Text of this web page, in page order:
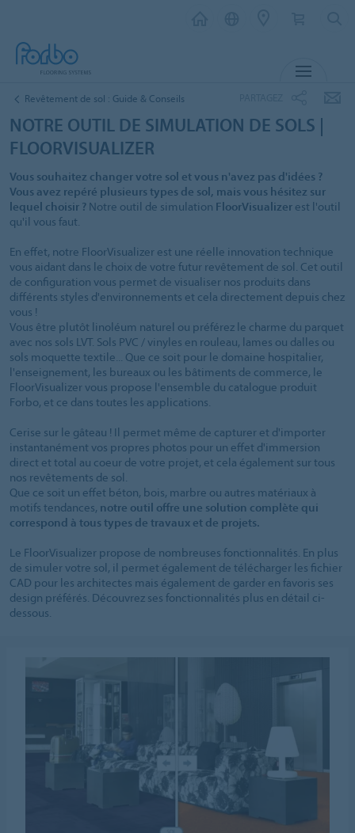
Revêtement de sol : Guide & Conseils
NOTRE OUTIL DE SIMULATION DE SOLS |
FLOORVISUALIZER
Vous souhaitez changer votre sol et vous n'avez pas d'idées ?
Vous avez repéré plusieurs types de sol, mais vous hésitez sur
lequel choisir ? Notre outil de simulation FloorVisualizer est l'outil
qu'il vous faut.
En effet, notre FloorVisualizer est une réelle innovation technique
vous aidant dans le choix de votre futur revêtement de sol. Cet outil
de configuration vous permet de visualiser nos produits dans
différents styles d'environnements et cela directement depuis chez
vous !
Vous être plutôt linoléum naturel ou préférez le charme du parquet
avec nos sols LVT. Sols PVC / vinyles en rouleau, lames ou dalles ou
sols moquette textile... Que ce soit pour le domaine hospitalier,
l'enseignement, les bureaux ou les bâtiments de commerce, le
FloorVisualizer vous propose l'ensemble du catalogue produit
Forbo, et ce dans toutes les applications.
Cerise sur le gâteau ! Il permet même de capturer et d'importer
instantanément vos propres photos pour un effet d'immersion
direct et total au coeur de votre projet, et cela également sur tous
nos revêtements de sol.
Que ce soit un effet béton, bois, marbre ou autres matériaux à
motifs tendances, notre outil offre une solution complète qui
correspond à tous types de travaux et de projets.
Le FloorVisualizer propose de nombreuses fonctionnalités. En plus
de simuler votre sol, il permet également de télécharger les fichier
CAD pour les architectes mais également de garder en favoris ses
design préférés. Découvrez ses fonctionnalités plus en détail ci-
dessous.